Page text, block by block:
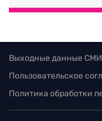
Выходные данные СМИ
Пользовательское
Политика обработки